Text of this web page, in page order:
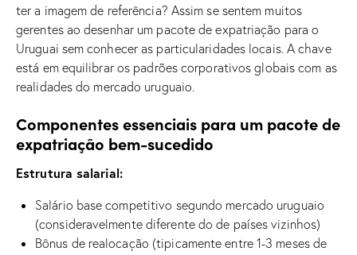
ter a imagem de referência? Assim se sentem muitos
gerentes ao desenhar um pacote de expatriação para o
Uruguai sem conhecer as particularidades locais. A chave
está em equilibrar os padrões corporativos globais com as
realidades do mercado uruguaio.
Componentes essenciais para um pacote de
expatriação bem-sucedido
Estrutura salarial:
Salário base competitivo segundo mercado uruguaio
(consideravelmente diferente do de países vizinhos)
Bônus de realocação (tipicamente entre 1-3 meses de